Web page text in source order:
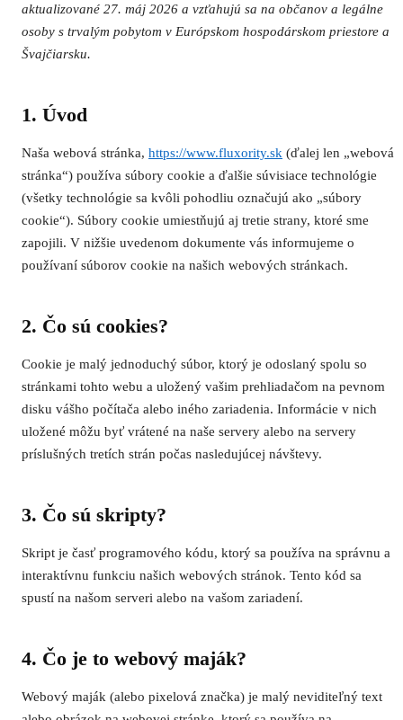
aktualizované 27. máj 2026 a vzťahujú sa na občanov a legálne
osoby s trvalým pobytom v Európskom hospodárskom priestore a
Švajčiarsku.
1. Úvod
Naša webová stránka, https://www.fluxority.sk (ďalej len „webová
stránka“) používa súbory cookie a ďalšie súvisiace technológie
(všetky technológie sa kvôli pohodliu označujú ako „súbory
cookie“). Súbory cookie umiestňujú aj tretie strany, ktoré sme
zapojili. V nižšie uvedenom dokumente vás informujeme o
používaní súborov cookie na našich webových stránkach.
2. Čo sú cookies?
Cookie je malý jednoduchý súbor, ktorý je odoslaný spolu so
stránkami tohto webu a uložený vašim prehliadačom na pevnom
disku vášho počítača alebo iného zariadenia. Informácie v nich
uložené môžu byť vrátené na naše servery alebo na servery
príslušných tretích strán počas nasledujúcej návštevy.
3. Čo sú skripty?
Skript je časť programového kódu, ktorý sa používa na správnu a
interaktívnu funkciu našich webových stránok. Tento kód sa
spustí na našom serveri alebo na vašom zariadení.
4. Čo je to webový maják?
Webový maják (alebo pixelová značka) je malý neviditeľný text